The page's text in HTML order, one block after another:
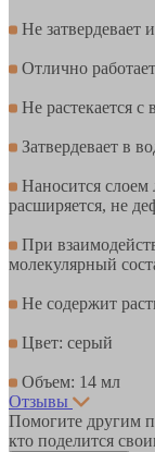
Не затвердевает
Отлично
Не растекается с
Затвердевает в
Наносится
расширяется, не
При
молекулярный
Не содержит
Цвет: серый
Объем: 14 мл
Отзывы
Помогите другим
кто поделится